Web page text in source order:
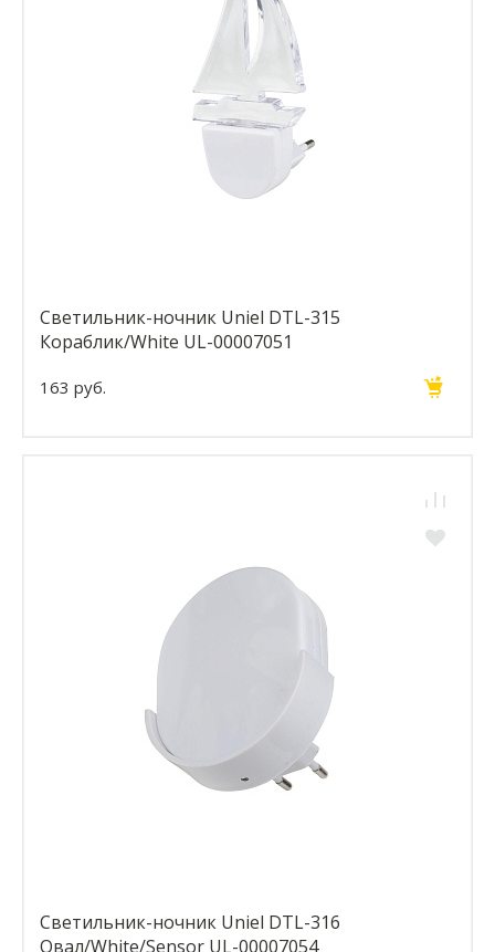
Светильник-ночник Uniel DTL-315
Кораблик/White UL-00007051
163 руб.
Светильник-ночник Uniel DTL-316
Овал/White/Sensor UL-00007054